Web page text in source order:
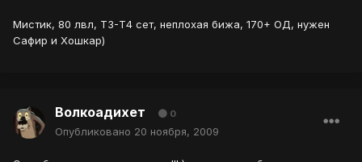
Мистик, 80 лвл, Т3-Т4 сет, неплохая бижа, 170+ ОД, нужен
Сафир и Хошкар)
Волкоадихет 0
Опубликовано 20 ноября, 2009